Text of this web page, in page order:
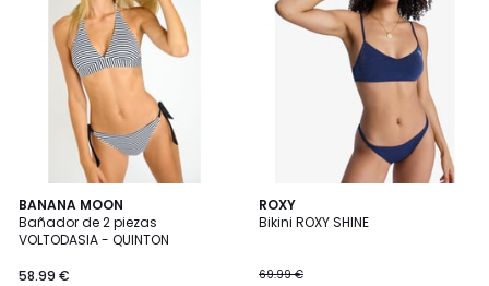
BANANA MOON
Bañador de 2 piezas
VOLTODASIA - QUINTON
58.99 €
5
/
5
ROXY
Bikini ROXY SHINE
69.99 €
4
/